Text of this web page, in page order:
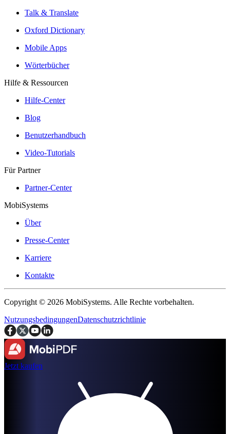
Talk & Translate
Oxford Dictionary
Mobile Apps
Wörterbücher
Hilfe & Ressourcen
Hilfe-Center
Blog
Benutzerhandbuch
Video-Tutorials
Für Partner
Partner-Center
MobiSystems
Über
Presse-Center
Karriere
Kontakte
Copyright © 2026 MobiSystems. Alle Rechte vorbehalten.
NutzungsbedingungenDatenschutzrichtlinie
Jetzt kaufen